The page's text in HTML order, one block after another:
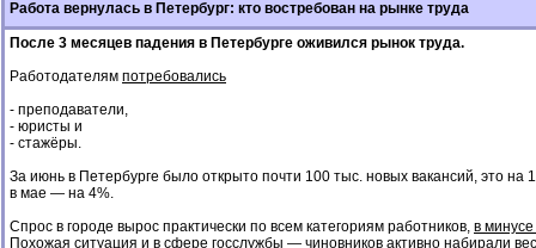
Работа вернулась в Петербург: кто востребован на рынке труда
После 3 месяцев падения в Петербурге оживился рынок труда.
Работодателям потребовались
- преподаватели,
- юристы и
- стажёры.
За июнь в Петербурге было открыто почти 100 тыс. новых вакансий, это
в мае — на 4%.
Спрос в городе вырос практически по всем категориям работников, в
Похожая ситуация и в сфере госслужбы — чиновников активно набирали